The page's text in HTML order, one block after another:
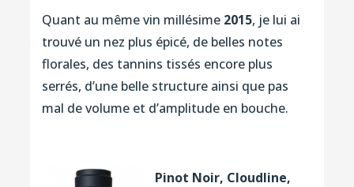
Quant au même vin millésime 2015, je lui ai
trouvé un nez plus épicé, de belles notes
florales, des tannins tissés encore plus
serrés, d’une belle structure ainsi que pas
mal de volume et d’amplitude en bouche.
Pinot Noir, Cloudline,